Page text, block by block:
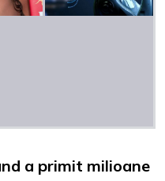
a primit milioane